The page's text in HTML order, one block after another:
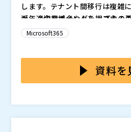
します。テナント間移行は複雑
が、適切なポイントを押さえる
響を最小限に抑えながら問題な
る方法を紹介します。
近年、企業統合やグループ内の
osoft 365のテナント間移行が必
小限に抑えて実施するためには
くつかあり慎重になってしまう
する作業ではないため、どこか
ーザーへの影響を最小限にしつ
方法や具体的な実現方法がわか
ます。
トリオール株式会社（）
株式会社オープンソース活用研
Microsoft365
資料を